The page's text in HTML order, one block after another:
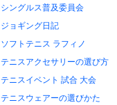
シングルス普及委員会
ジョギング日記
ソフトテニス ラフィノ
テニスアクセサリーの選び方
テニスイベント 試合 大会
テニスウェアーの選びかた